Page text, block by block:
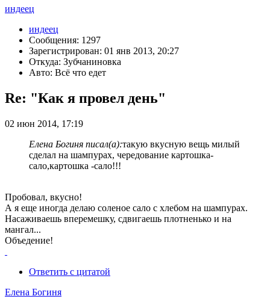
индеец
индеец
Сообщения: 1297
Зарегистрирован: 01 янв 2013, 20:27
Откуда: Зубчаниновка
Авто: Всё что едет
Re: "Как я провел день"
02 июн 2014, 17:19
Елена Богиня писал(а):такую вкусную вещь милый
сделал на шампурах, чередование картошка-
сало,картошка -сало!!!
Пробовал, вкусно!
А я еще иногда делаю соленое сало с хлебом на шампурах.
Насаживаешь вперемешку, сдвигаешь плотненько и на
мангал...
Объедение!
Ответить с цитатой
Елена Богиня